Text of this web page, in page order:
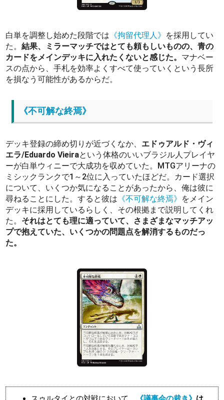
白単を調整し始めた段階では 《拘留代理人》 を採用してい
た。結果、ミラーマッチではとても頼もしいものの、青の
カードをメインデッキに入れたくないと感じた。 マナベー
スの点から、手札を効率よくすべて使っていくという長所
を損なう可能性があるからだ。
《不可解な終焉》
デッキ登録の締め切りが近づくなか、 エドゥアルド・ヴィ
エラ/Eduardo Vieiraという体格のいいブラジル人プレイヤ
ーが白単ウィニーで大成功を収めていた。MTGアリーナの
ミシックランクで1～2位に入っていたほどだ。カード選択
について、いくつか気になることがあったから、俺は彼に
尋ねることにした。すると彼は 《不可解な終焉》 をメイン
デッキに採用しているらしく、その根拠まで説明してくれ
た。 それはとても理に適っていて、さまざまなマッチアッ
プで抱えていた、いくつかの問題点を解消するものだっ
た。